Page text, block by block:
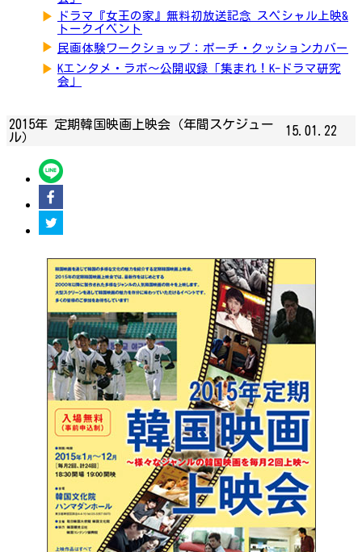
▶
ドラマ『女王の家』無料初放送記念 スペシャル上映&
トークイベント
▶ 民画体験ワークショップ：ポーチ・クッションカバー
▶ Kエンタメ・ラボ～公開収録「集まれ！K-ドラマ研究
会」
2015年 定期韓国映画上映会（年間スケジュー
ル）
15.01.22